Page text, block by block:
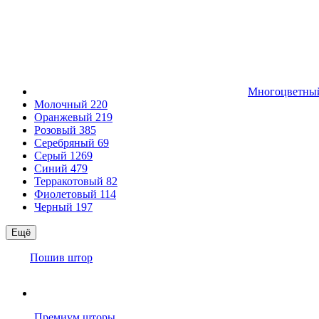
Молочный 220
Оранжевый 219
Розовый 385
Серебряный 69
Серый 1269
Синий 479
Терракотовый 82
Фиолетовый 114
Черный 197
Ещё
Пошив штор